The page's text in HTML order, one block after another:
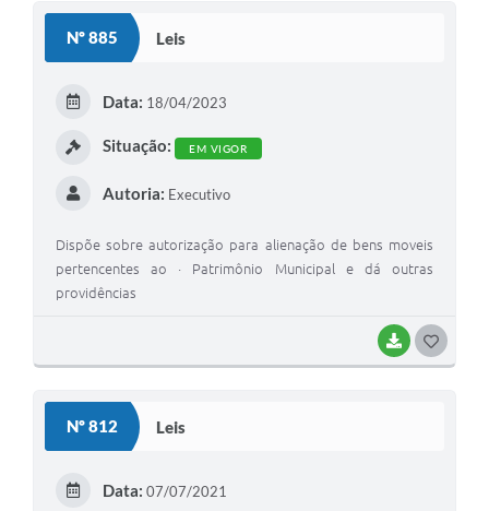
Nº 885 Leis
BAIXAR
Data: 18/04/2023
Situação: EM VIGOR
Autoria: Executivo
Dispõe sobre autorização para alienação de bens moveis
pertencentes ao · Patrimônio Municipal e dá outras
providências
Nº 812 Leis
Data: 07/07/2021